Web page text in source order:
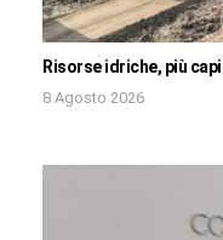
Risorse idriche, più
8 Agosto 2026